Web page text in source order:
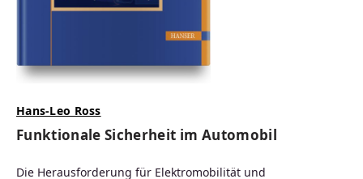
Hans-Leo Ross
Funktionale Sicherheit im Automobil
Die Herausforderung für Elektromobilität und